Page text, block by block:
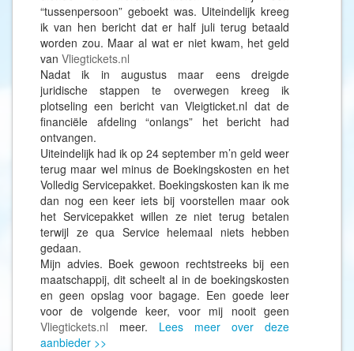
“tussenpersoon” geboekt was. Uiteindelijk kreeg
ik van hen bericht dat er half juli terug betaald
worden zou. Maar al wat er niet kwam, het geld
van Vliegtickets.nl
Nadat ik in augustus maar eens dreigde
juridische stappen te overwegen kreeg ik
plotseling een bericht van Vleigticket.nl dat de
financiële afdeling “onlangs” het bericht had
ontvangen.
Uiteindelijk had ik op 24 september m’n geld weer
terug maar wel minus de Boekingskosten en het
Volledig Servicepakket. Boekingskosten kan ik me
dan nog een keer iets bij voorstellen maar ook
het Servicepakket willen ze niet terug betalen
terwijl ze qua Service helemaal niets hebben
gedaan.
Mijn advies. Boek gewoon rechtstreeks bij een
maatschappij, dit scheelt al in de boekingskosten
en geen opslag voor bagage. Een goede leer
voor de volgende keer, voor mij nooit geen
Vliegtickets.nl meer.
Lees meer over deze
aanbieder >>